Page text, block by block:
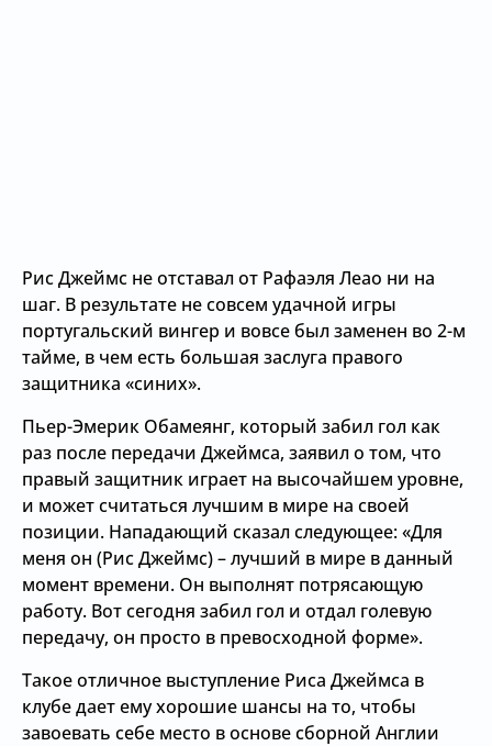
Рис Джеймс не отставал от Рафаэля Леао ни на
шаг. В результате не совсем удачной игры
португальский вингер и вовсе был заменен во 2-м
тайме, в чем есть большая заслуга правого
защитника «синих».
Пьер-Эмерик Обамеянг, который забил гол как
раз после передачи Джеймса, заявил о том, что
правый защитник играет на высочайшем уровне,
и может считаться лучшим в мире на своей
позиции. Нападающий сказал следующее: «Для
меня он (Рис Джеймс) – лучший в мире в данный
момент времени. Он выполнят потрясающую
работу. Вот сегодня забил гол и отдал голевую
передачу, он просто в превосходной форме».
Такое отличное выступление Риса Джеймса в
клубе дает ему хорошие шансы на то, чтобы
завоевать себе место в основе сборной Англии